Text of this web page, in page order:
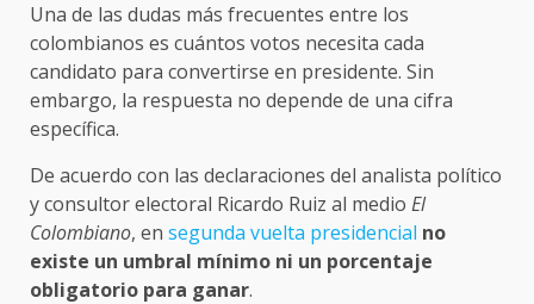
Una de las dudas más frecuentes entre los
colombianos es cuántos votos necesita cada
candidato para convertirse en presidente. Sin
embargo, la respuesta no depende de una cifra
específica.
De acuerdo con las declaraciones del analista político
y consultor electoral Ricardo Ruiz al medio El
Colombiano, en segunda vuelta presidencial no
existe un umbral mínimo ni un porcentaje
obligatorio para ganar.